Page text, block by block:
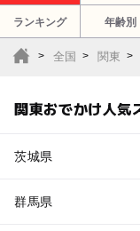
ランキング 年齢別
全国 関東
関東おでかけ人気
茨城県
群馬県